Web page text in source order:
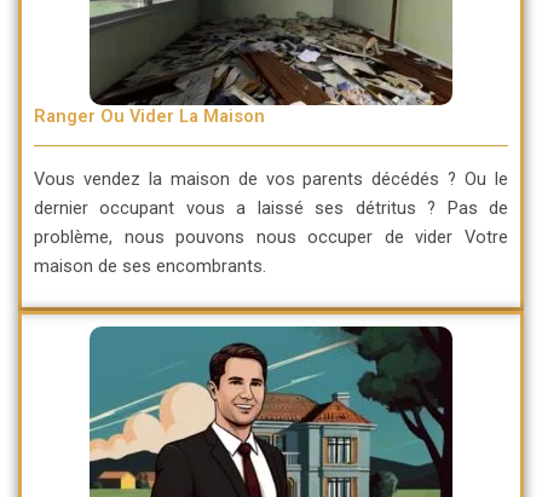
Ranger Ou Vider La Maison
Vous vendez la maison de vos parents décédés ? Ou le
dernier occupant vous a laissé ses détritus ? Pas de
problème, nous pouvons nous occuper de vider Votre
maison de ses encombrants.